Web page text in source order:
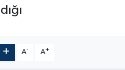
A- A+